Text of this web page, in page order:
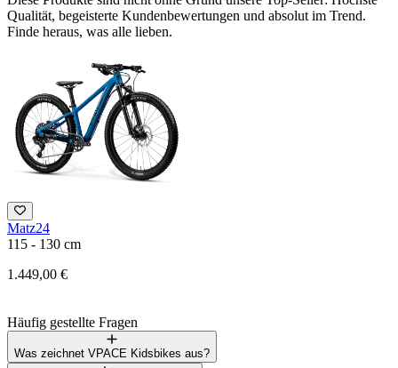
Qualität, begeisterte Kundenbewertungen und absolut im Trend.
Finde heraus, was alle lieben.
Matz24
115 - 130 cm
1.449,00 €
Häufig gestellte Fragen
Was zeichnet VPACE Kidsbikes aus?